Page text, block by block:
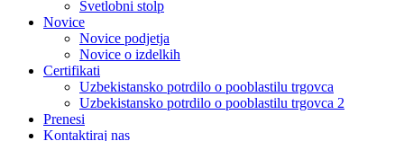
Svetlobni stolp
Novice
Novice podjetja
Novice o izdelkih
Certifikati
Uzbekistansko potrdilo o pooblastilu trgovca
Uzbekistansko potrdilo o pooblastilu trgovca 2
Prenesi
Kontaktiraj nas